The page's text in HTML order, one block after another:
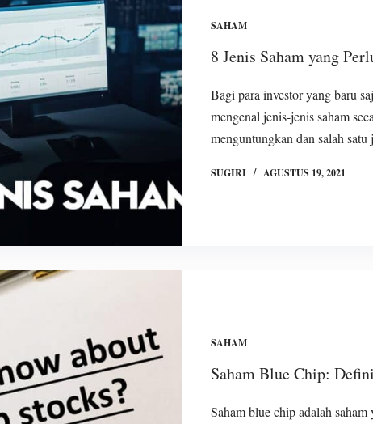
SAHAM
8 Jenis Saham yang
Bagi para investor yang baru
mengenal jenis-jenis saham
menguntungkan dan salah
SUGIRI AGUSTUS 19, 2021
SAHAM
Saham Blue Chip:
Saham blue chip adalah